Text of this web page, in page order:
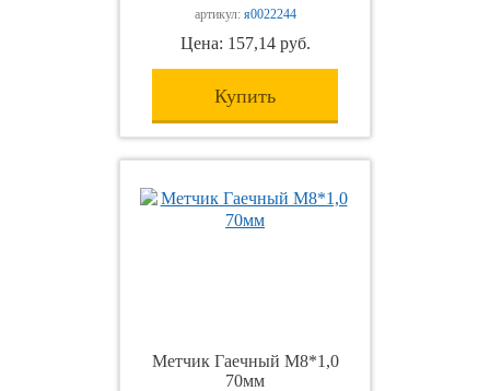
артикул: я0022244
Цена: 157,14 руб.
Купить
Метчик Гаечный М8*1,0
70мм